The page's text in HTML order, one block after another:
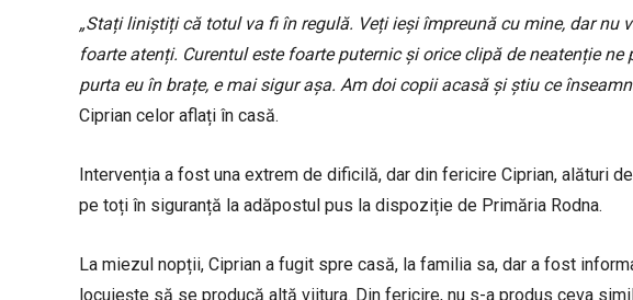
„Stați liniștiți că totul va fi în regulă. Veți ieși împreună cu mine, dar nu
foarte atenți. Curentul este foarte puternic și orice clipă de neatenție
purta eu în brațe, e mai sigur așa. Am doi copii acasă și știu ce
Ciprian celor aflați în casă.
Intervenția a fost una extrem de dificilă, dar din fericire Ciprian, alături
pe toți în siguranță la adăpostul pus la dispoziție de Primăria Rodna.
La miezul nopții, Ciprian a fugit spre casă, la familia sa, dar a fost
locuiește să se producă altă viitura. Din fericire, nu s-a produs ceva